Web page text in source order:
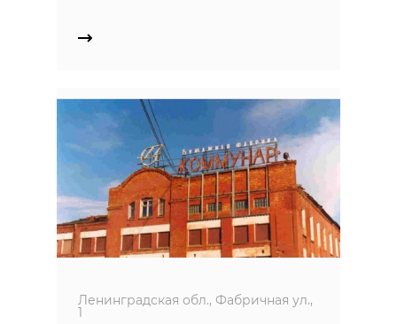
Ленинградская обл., Фабричная ул.,
1